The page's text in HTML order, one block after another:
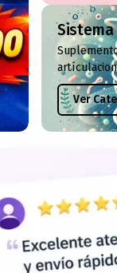
Sistema
Ver